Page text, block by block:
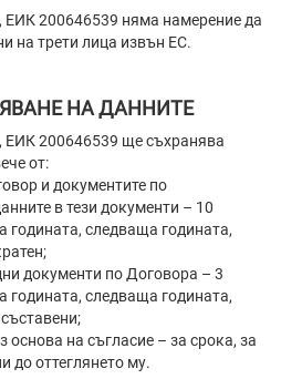
200646539 няма намерение да
на трети лица извън ЕС.
НА ДАННИТЕ
200646539 ще съхранява
от:
и документите по
в тези документи – 10
годината, следваща годината,
документи по Договора – 3
годината, следваща годината,
основа на съгласие – за срока, за
до оттеглянето му.